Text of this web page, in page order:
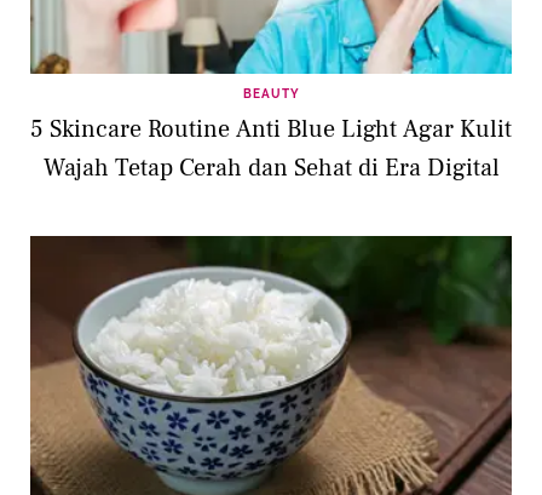
BEAUTY
5 Skincare Routine Anti Blue Light Agar Kulit
Wajah Tetap Cerah dan Sehat di Era Digital